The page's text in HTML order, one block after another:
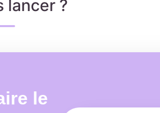
lancer ?
le